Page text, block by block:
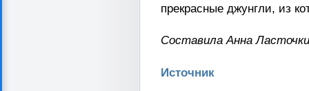
прекрасные джунгли, из
Составила Анна
Источник